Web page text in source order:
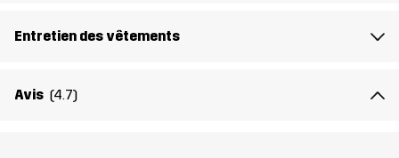
Matériau 2 95% Polyester, 5% Élasthanne
Remplissage 1
Entretien des vêtements
Avis (4.7)